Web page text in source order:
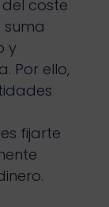
coste
y
Por ello,
fijarte